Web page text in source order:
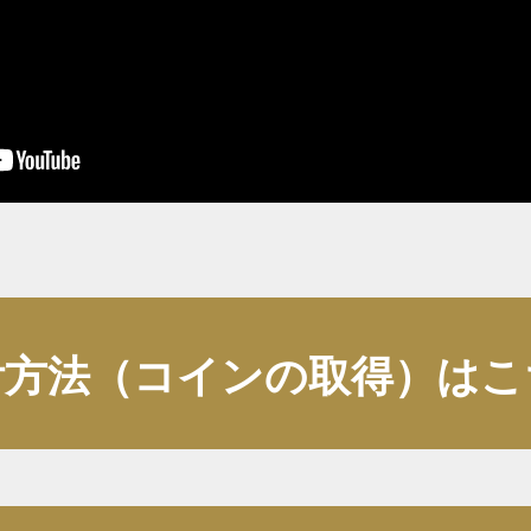
法（コインの取得） は